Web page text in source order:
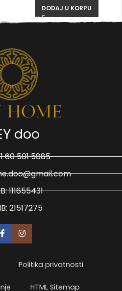
DODAJ U KORPU
doo
60 501 5885
111655431
21517275
Politika privatnosti
HTML Sitemap